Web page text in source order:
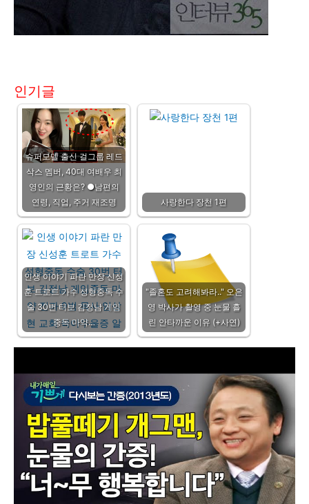
인기글
슈퍼모델 출신 걸그룹 레드
삭스 멤버, 40대 여배우 최
영인의 근황은? ●남편의
연령, 직업, 주거 재조명
사랑한다 장천 1편
인생 이야기 파란 만장 신성
훈 트로트 가수 성형중독 수
술 30번 터보 김정남 게임
중독 마약…
"졸혼도 고려해봐라.." 오은
영 박사가 촬영 중 눈물 흘
린 안타까운 이유 (+사연)